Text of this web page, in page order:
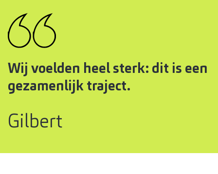
Wij voelden heel sterk: dit is een
gezamenlijk traject.
Gilbert